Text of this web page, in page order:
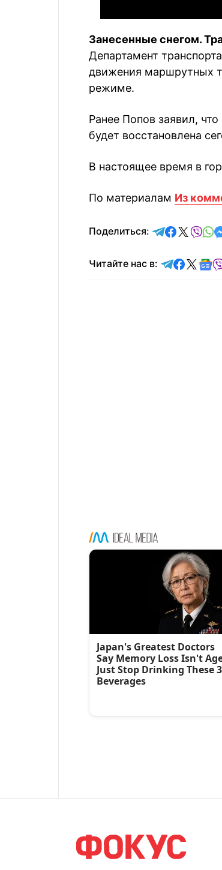
Занесенные снегом.
Департамент
движения маршрутных
режиме.
Ранее Попов заявил,
будет восстановлена
В настоящее время в
По материалам Из
Поделиться: отправить в
Читайте нас в: Читайте в